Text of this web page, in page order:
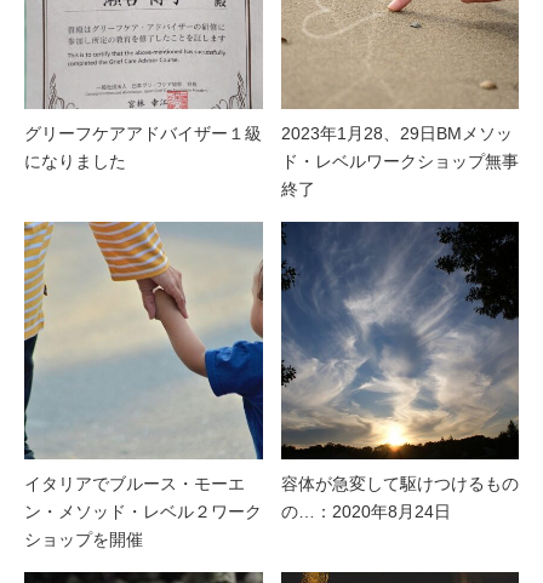
グリーフケアアドバイザー１級
になりました
2023年1月28、29日BMメソッ
ド・レベルワークショップ無事
終了
イタリアでブルース・モーエ
ン・メソッド・レベル２ワーク
ショップを開催
容体が急変して駆けつけるもの
の…：2020年8月24日